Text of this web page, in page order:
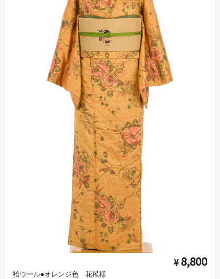
¥ 8,800
袷ウール●オレンジ色 花模様